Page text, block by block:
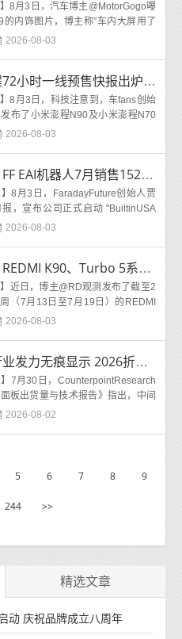
】8月3日，汽车博主@MotorGogo曝
的内饰图片，博主称”车内大屏用了
通行的三块屏，但外包围加了更硬
2026-08-03
小米澎程72小时一线预售快报出炉：理想L问界M成竞品
】8月3日，科技注意到，车fans创始
布了小米澎程N90及小米澎程N70
预售快报。小米澎程N90数据显
2026-08-03
贾跃亭：FF EAI机器人7月销售152台 累计销售394台
】8月3日，FaradayFuture创始人贾
，宣布公司正式启动 "BuiltinUSA
应对美国联邦通信委员会新政带来
2026-08-03
新记录！REDMI K90、Turbo 5系列总销量超600万台
】近日，博主@RD观测发布了截至2
（7月13日至7月19日）的REDMI
数据。数据显示，REDMIK90系列
2026-08-03
折叠屏行业发力无痕显示 2026折叠手机面板出货量预增24%
】7月30日，CounterpointResearch
面板出货量与技术报告》指出，中间
射光线、使文字和图像发生变形、
2026-08-02
5 6 7 8 9
244 >>
精选文章
动 庆祝品牌成立八周年